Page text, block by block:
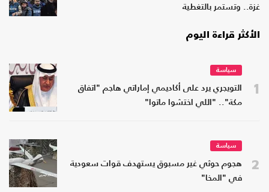
غزة.. وتستمر بالتغطية
الأكثر قراءة اليوم
1
سياسة
التويجري يرد على أكاديمي إماراتي هاجم "اتفاق
مكة".. "اللي اختشوا ماتوا"
2
سياسة
هجوم حوثي غير مسبوق يستهدف قوات سعودية
في "المخا"